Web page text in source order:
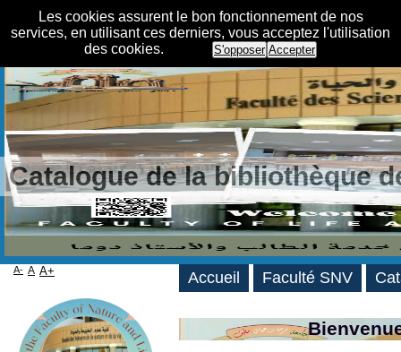
Les cookies assurent le bon fonctionnement de nos
services, en utilisant ces derniers, vous acceptez l'utilisation
des cookies.
S'opposer Accepter
Catalogue de la bibliothèque
Accueil Faculté SNV
A- A A+